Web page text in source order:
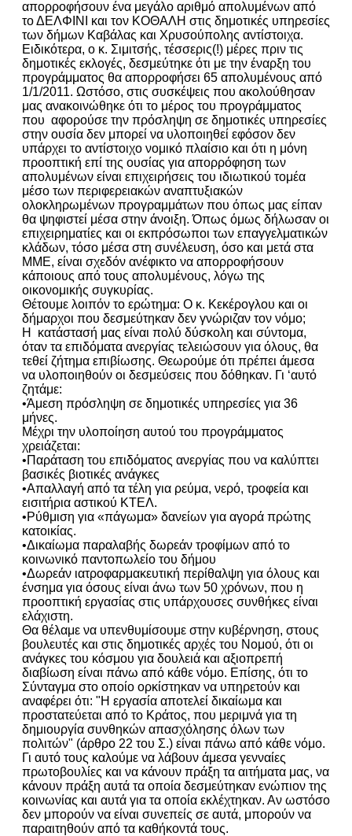
απορροφήσουν ένα μεγάλο αριθμό απολυμένων από
το ΔΕΛΦΙΝΙ και τον ΚΟΘΑΛΗ στις δημοτικές υπηρεσίες
των δήμων Καβάλας και Χρυσούπολης αντίστοιχα.
Ειδικότερα, ο κ. Σιμιτσής, τέσσερις(!) μέρες πριν τις
δημοτικές εκλογές, δεσμεύτηκε ότι με την έναρξη του
προγράμματος θα απορροφήσει 65 απολυμένους από
1/1/2011. Ωστόσο, στις συσκέψεις που ακολούθησαν
μας ανακοινώθηκε ότι το μέρος του προγράμματος
που αφορούσε την πρόσληψη σε δημοτικές υπηρεσίες
στην ουσία δεν μπορεί να υλοποιηθεί εφόσον δεν
υπάρχει το αντίστοιχο νομικό πλαίσιο και ότι η μόνη
προοπτική επί της ουσίας για απορρόφηση των
απολυμένων είναι επιχειρήσεις του ιδιωτικού τομέα
μέσο των περιφερειακών αναπτυξιακών
ολοκληρωμένων προγραμμάτων που όπως μας είπαν
θα ψηφιστεί μέσα στην άνοιξη. Όπως όμως δήλωσαν οι
επιχειρηματίες και οι εκπρόσωποι των επαγγελματικών
κλάδων, τόσο μέσα στη συνέλευση, όσο και μετά στα
ΜΜΕ, είναι σχεδόν ανέφικτο να απορροφήσουν
κάποιους από τους απολυμένους, λόγω της
οικονομικής συγκυρίας.
Θέτουμε λοιπόν το ερώτημα: Ο κ. Κεκέρογλου και οι
δήμαρχοι που δεσμεύτηκαν δεν γνώριζαν τον νόμο;
H κατάστασή μας είναι πολύ δύσκολη και σύντομα,
όταν τα επιδόματα ανεργίας τελειώσουν για όλους, θα
τεθεί ζήτημα επιβίωσης. Θεωρούμε ότι πρέπει άμεσα
να υλοποιηθούν οι δεσμεύσεις που δόθηκαν. Γι ‘αυτό
ζητάμε:
•Άμεση πρόσληψη σε δημοτικές υπηρεσίες για 36
μήνες.
Μέχρι την υλοποίηση αυτού του πρoγράμματος
χρειάζεται:
•Παράταση του επιδόματος ανεργίας που να καλύπτει
βασικές βιοτικές ανάγκες
•Απαλλαγή από τα τέλη για ρεύμα, νερό, τροφεία και
εισιτήρια αστικού ΚΤΕΛ.
•Ρύθμιση για «πάγωμα» δανείων για αγορά πρώτης
κατοικίας.
•Δικαίωμα παραλαβής δωρεάν τροφίμων από το
κοινωνικό παντοπωλείο του δήμου
•Δωρεάν ιατροφαρμακευτική περίθαλψη για όλους και
ένσημα για όσους είναι άνω των 50 χρόνων, που η
προοπτική εργασίας στις υπάρχουσες συνθήκες είναι
ελάχιστη.
Θα θέλαμε να υπενθυμίσουμε στην κυβέρνηση, στους
βουλευτές και στις δημοτικές αρχές του Νομού, ότι οι
ανάγκες του κόσμου για δουλειά και αξιοπρεπή
διαβίωση είναι πάνω από κάθε νόμο. Επίσης, ότι το
Σύνταγμα στο οποίο ορκίστηκαν να υπηρετούν και
αναφέρει ότι: "Η εργασία αποτελεί δικαίωμα και
προστατεύεται από το Κράτος, που μεριμνά για τη
δημιουργία συνθηκών απασχόλησης όλων των
πολιτών" (άρθρο 22 του Σ.) είναι πάνω από κάθε νόμο.
Γι αυτό τους καλούμε να λάβουν άμεσα γενναίες
πρωτοβουλίες και να κάνουν πράξη τα αιτήματα μας, να
κάνουν πράξη αυτά τα οποία δεσμεύτηκαν ενώπιον της
κοινωνίας και αυτά για τα οποία εκλέχτηκαν. Αν ωστόσο
δεν μπορούν να είναι συνεπείς σε αυτά, μπορούν να
παραιτηθούν από τα καθήκοντά τους.